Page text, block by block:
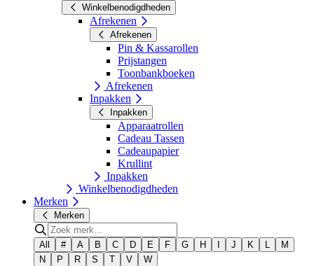
Winkelbenodigdheden
Afrekenen
Afrekenen
Pin & Kassarollen
Prijstangen
Toonbankboeken
Afrekenen
Inpakken
Inpakken
Apparaatrollen
Cadeau Tassen
Cadeaupapier
Krullint
Inpakken
Winkelbenodigdheden
Merken
Merken
All # A B C D E F G H J K L
M
N
P R S T V W